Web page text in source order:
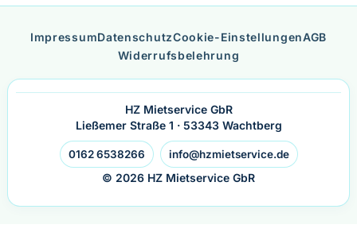
ImpressumDatenschutzCookie-EinstellungenAGB
Widerrufsbelehrung
HZ Mietservice GbR
Ließemer Straße 1 · 53343 Wachtberg
0162 6538266 info@hzmietservice.de
© 2026 HZ Mietservice GbR